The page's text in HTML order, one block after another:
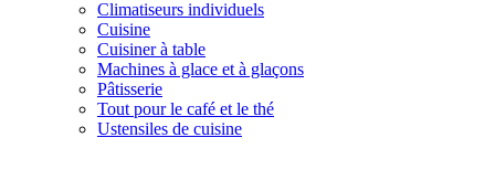
Climatiseurs individuels
Cuisine
Cuisiner à table
Machines à glace et à glaçons
Pâtisserie
Tout pour le café et le thé
Ustensiles de cuisine